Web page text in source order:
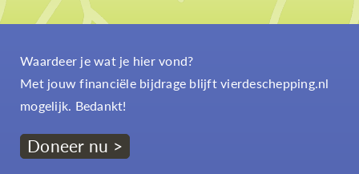
Waardeer je wat je hier vond?
Met jouw financiële bijdrage blijft vierdeschepping.nl
mogelijk. Bedankt!
Doneer nu >